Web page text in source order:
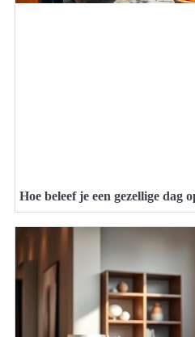
Hoe beleef je een gezellige dag